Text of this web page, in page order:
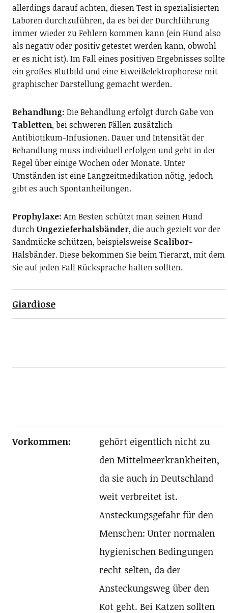
allerdings darauf achten, diesen Test in spezialisierten
Laboren durchzuführen, da es bei der Durchführung
immer wieder zu Fehlern kommen kann (ein Hund also
als negativ oder positiv getestet werden kann, obwohl
er es nicht ist). Im Fall eines positiven Ergebnisses sollte
ein großes Blutbild und eine Eiweißelektrophorese mit
graphischer Darstellung gemacht werden.
Behandlung: Die Behandlung erfolgt durch Gabe von
Tabletten, bei schweren Fällen zusätzlich
Antibiotikum-Infusionen. Dauer und Intensität der
Behandlung muss individuell erfolgen und geht in der
Regel über einige Wochen oder Monate. Unter
Umständen ist eine Langzeitmedikation nötig, jedoch
gibt es auch Spontanheilungen.
Prophylaxe: Am Besten schützt man seinen Hund
durchUngezieferhalsbänder, die auch gezielt vor der
Sandmücke schützen, beispielsweise Scalibor-
Halsbänder. Diese bekommen Sie beim Tierarzt, mit dem
Sie auf jeden Fall Rücksprache halten sollten.
Giardiose
Vorkommen:
gehört eigentlich nicht zu
den Mittelmeerkrankheiten,
da sie auch in Deutschland
weit verbreitet ist.
Ansteckungsgefahr für den
Menschen: Unter normalen
hygienischen Bedingungen
recht selten, da der
Ansteckungsweg über den
Kot geht. Bei Katzen sollten